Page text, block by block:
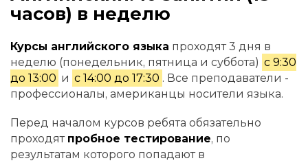
часов) в неделю
Курсы английского языка проходят 3 дня в
неделю (понедельник, пятница и суббота) с 9:30
до 13:00 и с 14:00 до 17:30 . Все преподаватели -
профессионалы, американцы носители языка.
Перед началом курсов ребята обязательно
проходят пробное тестирование, по
результатам которого попадают в